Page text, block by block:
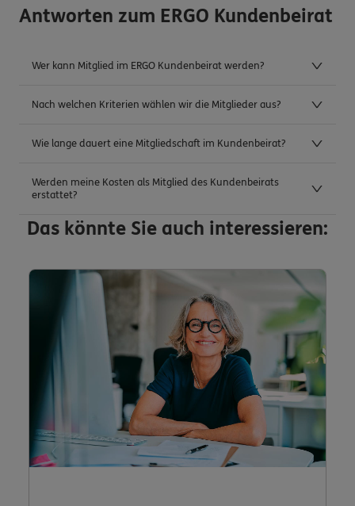
Antworten zum ERGO Kundenbeirat
Wer kann Mitglied im ERGO Kundenbeirat werden?
Nach welchen Kriterien wählen wir die Mitglieder aus?
Wie lange dauert eine Mitgliedschaft im Kundenbeirat?
Werden meine Kosten als Mitglied des Kundenbeirats
erstattet?
Das könnte Sie auch interessieren: